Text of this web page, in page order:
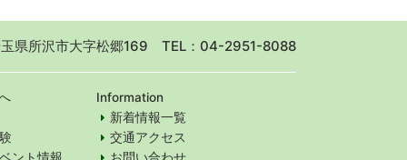
所沢市大字松郷169 TEL：04-2951-8088
Information
新着情報一覧
交通アクセス